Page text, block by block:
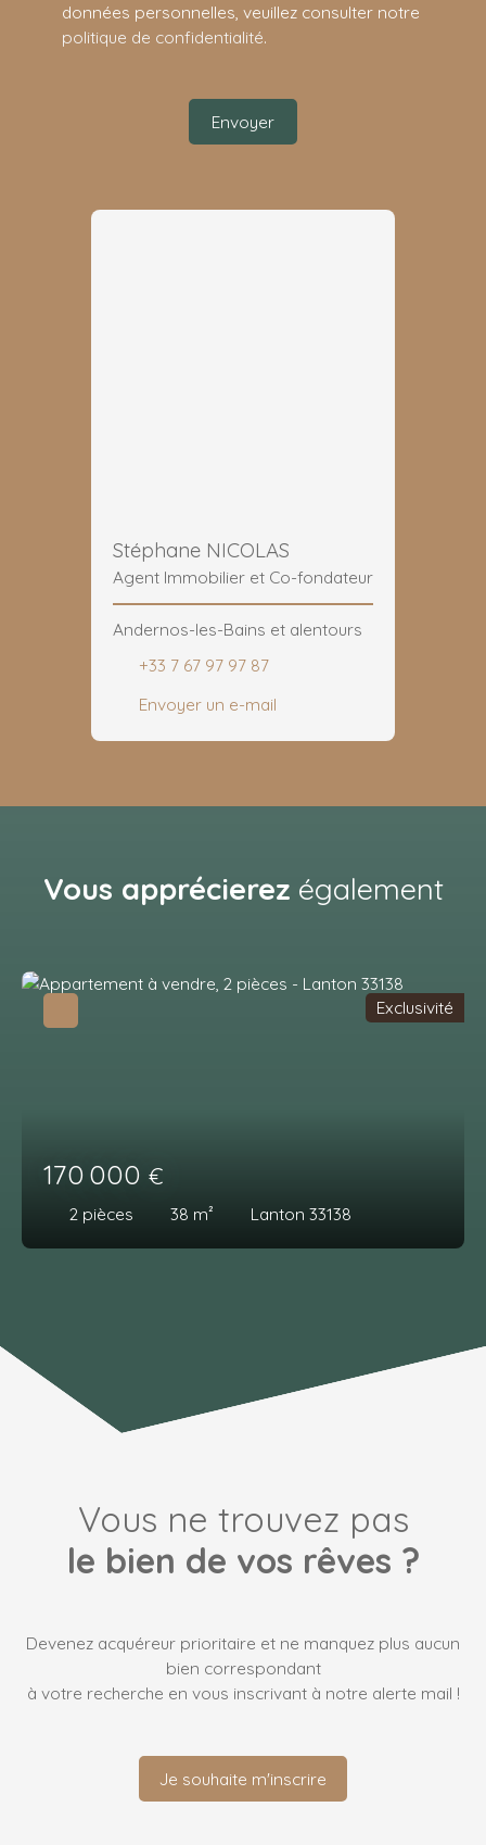
données personnelles, veuillez consulter notre
politique de confidentialité.
Envoyer
Stéphane NICOLAS
Agent Immobilier et Co-fondateur
Andernos-les-Bains et alentours
+33 7 67 97 97 87
Envoyer un e-mail
Vous apprécierez également
170 000 €
2 pièces 38 m² Lanton 33138
Exclusivité
Vous ne trouvez pas
le bien de vos rêves ?
Devenez acquéreur prioritaire et ne manquez plus aucun
bien correspondant
à votre recherche en vous inscrivant à notre alerte mail !
Je souhaite m'inscrire